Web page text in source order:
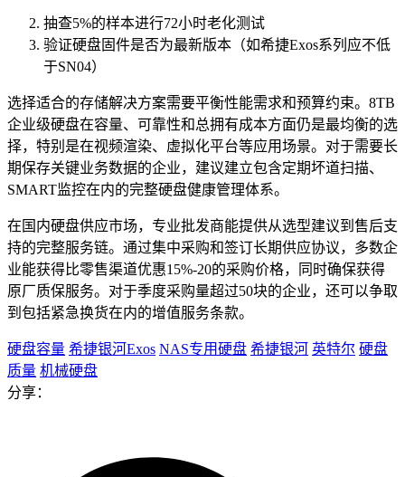
抽查5%的样本进行72小时老化测试
验证硬盘固件是否为最新版本（如希捷Exos系列应不低
于SN04）
选择适合的存储解决方案需要平衡性能需求和预算约束。8TB
企业级硬盘在容量、可靠性和总拥有成本方面仍是最均衡的选
择，特别是在视频渲染、虚拟化平台等应用场景。对于需要长
期保存关键业务数据的企业，建议建立包含定期坏道扫描、
SMART监控在内的完整硬盘健康管理体系。
在国内硬盘供应市场，专业批发商能提供从选型建议到售后支
持的完整服务链。通过集中采购和签订长期供应协议，多数企
业能获得比零售渠道优惠15%-20的采购价格，同时确保获得
原厂质保服务。对于季度采购量超过50块的企业，还可以争取
到包括紧急换货在内的增值服务条款。
硬盘容量 希捷银河Exos NAS专用硬盘 希捷银河 英特尔 硬盘
质量 机械硬盘
分享：